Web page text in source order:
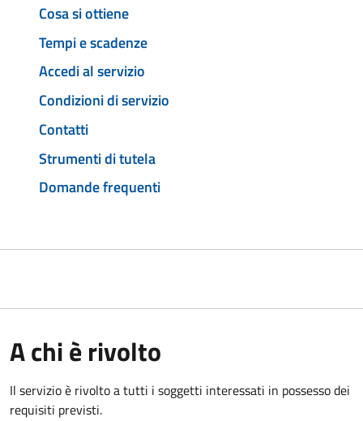
Cosa si ottiene
Tempi e scadenze
Accedi al servizio
Condizioni di servizio
Contatti
Strumenti di tutela
Domande frequenti
A chi è rivolto
Il servizio è rivolto a tutti i soggetti interessati in possesso dei
requisiti previsti.